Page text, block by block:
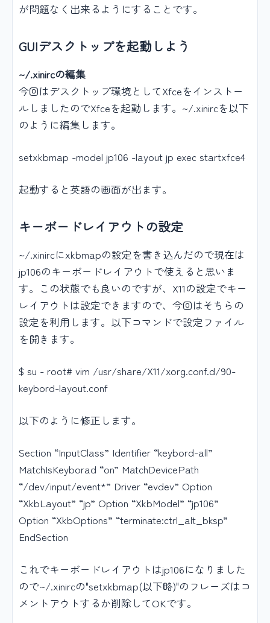
が問題なく出来るようにすることです。
GUIデスクトップを起動しよう
~/.xinircの編集
今回はデスクトップ環境としてXfceをインストー
ルしましたのでXfceを起動します。~/.xinircを以下
のように編集します。
setxkbmap -model jp106 -layout jp exec startxfce4
起動すると英語の画面が出ます。
キーボードレイアウトの設定
~/.xinircにxkbmapの設定を書き込んだので現在は
jp106のキーボードレイアウトで使えると思いま
す。この状態でも良いのですが、X11の設定でキー
レイアウトは設定できますので、今回はそちらの
設定を利用します。以下コマンドで設定ファイル
を開きます。
$ su - root# vim /usr/share/X11/xorg.conf.d/90-
keybord-layout.conf
以下のように修正します。
Section “InputClass” Identifier “keybord-all”
MatchIsKeyborad “on” MatchDevicePath
“/dev/input/event*” Driver “evdev” Option
“XkbLayout” “jp” Option “XkbModel” “jp106”
Option “XkbOptions” “terminate:ctrl_alt_bksp”
EndSection
これでキーボードレイアウトはjp106になりました
ので~/.xinircの"setxkbmap(以下略)"のフレーズはコ
メントアウトするか削除してOKです。